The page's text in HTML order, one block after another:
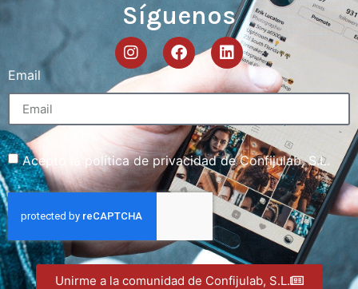
Síguenos
Email
Acepto la política de privacidad de Confijulab, S.L.
Unirme a la comunidad de Confijulab, S.L.